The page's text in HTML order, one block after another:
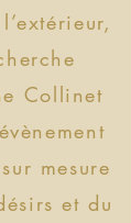
Collinet
mesure
et du